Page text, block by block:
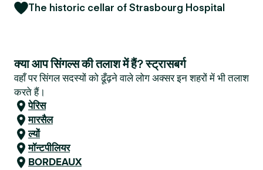
The historic cellar of Strasbourg Hospital
क्या आप सिंगल्स की तलाश में हैं? स्ट्रासबर्ग
वहाँ पर सिंगल सदस्यों को ढूँढ़ने वाले लोग अक्सर इन शहरों में भी तलाश
करते हैं।
पेरिस
मारसैल
ल्यों
मॉन्टपीलियर
BORDEAUX